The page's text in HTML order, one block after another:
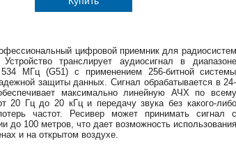
цифровой приемник для радиосистем
транслирует аудиосигнал в диапазоне
МГц (G51) с применением 256-битной системы
защиты данных. Сигнал обрабатывается в 24-
максимально линейную АЧХ по всему
20 Гц до 20 кГц и передачу звука без какого-либо
частот. Ресивер может принимать сигнал с
до 100 метров, что дает возможность использования
и на открытом воздухе.